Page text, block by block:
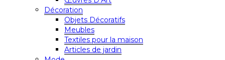
Décoration
Objets Décoratifs
Meubles
Textiles pour la maison
Articles de jardin